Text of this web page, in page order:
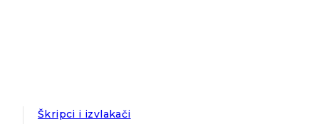
Škripci i izvlakači